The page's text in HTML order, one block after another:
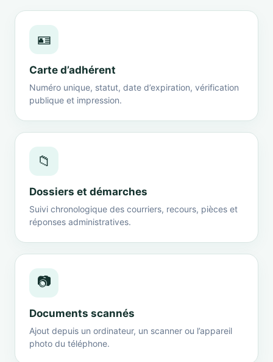
🪪
Carte d’adhérent
Numéro unique, statut, date d’expiration, vérification
publique et impression.
📁
Dossiers et démarches
Suivi chronologique des courriers, recours, pièces et
réponses administratives.
📷
Documents scannés
Ajout depuis un ordinateur, un scanner ou l’appareil
photo du téléphone.